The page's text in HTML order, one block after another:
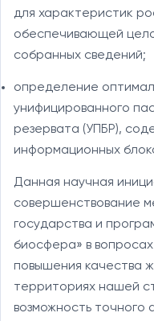
для характеристик
обеспечивающей
собранных сведений;
определение
унифицированного
резервата (УПБР),
информационных
Данная научная
совершенствование
государства и
биосфера» в
повышения качества
территориях нашей
возможность точного